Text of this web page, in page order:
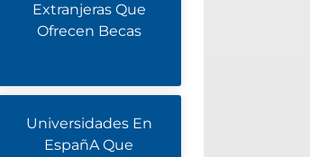
Extranjeras Que
Ofrecen Becas
Universidades En
EspañA Que